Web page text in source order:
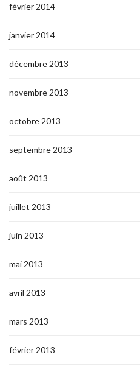
février 2014
janvier 2014
décembre 2013
novembre 2013
octobre 2013
septembre 2013
août 2013
juillet 2013
juin 2013
mai 2013
avril 2013
mars 2013
février 2013